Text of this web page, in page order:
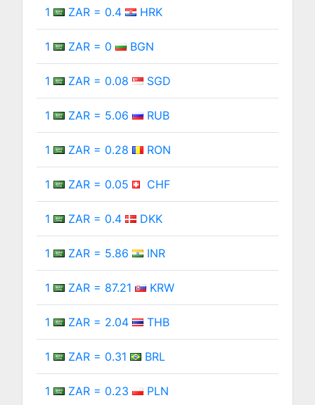
1 ZAR = 0.4 HRK
1 ZAR = 0 BGN
1 ZAR = 0.08 SGD
1 ZAR = 5.06 RUB
1 ZAR = 0.28 RON
1 ZAR = 0.05 CHF
1 ZAR = 0.4 DKK
1 ZAR = 5.86 INR
1 ZAR = 87.21 KRW
1 ZAR = 2.04 THB
1 ZAR = 0.31 BRL
1 ZAR = 0.23 PLN